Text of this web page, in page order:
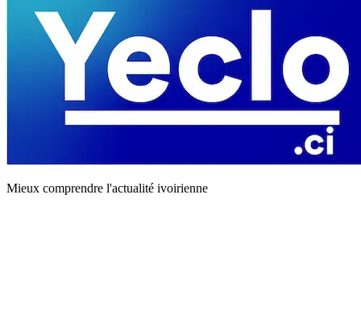
Mieux comprendre l'actualité ivoirienne